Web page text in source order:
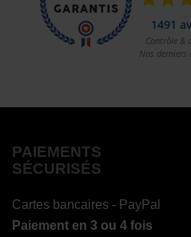
PAIEMENTS
SÉCURISÉS
Cartes bancaires - PayPal
Paiement en 3 ou 4 fois